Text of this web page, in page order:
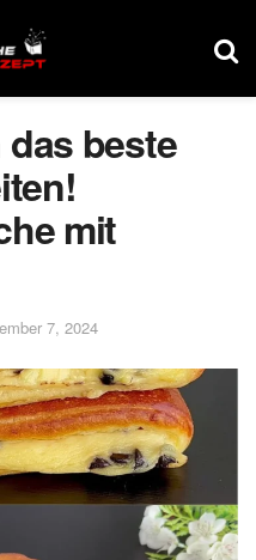
beste
mit
7, 2024